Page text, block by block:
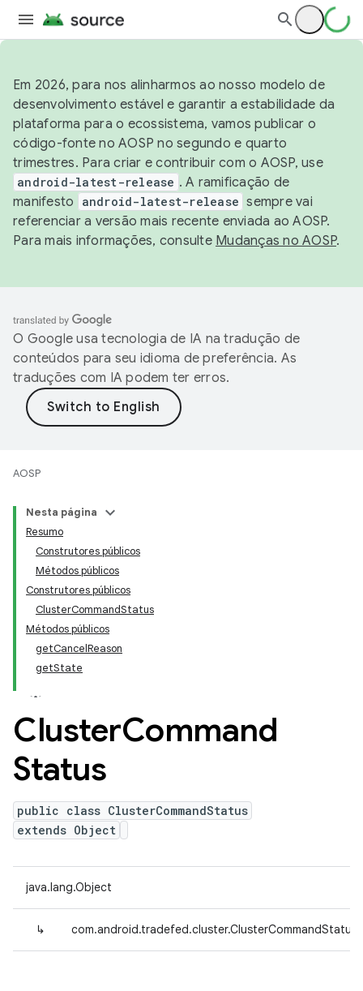
Em 2026, para nos alinharmos ao nosso modelo de
desenvolvimento estável e garantir a estabilidade da
plataforma para o ecossistema, vamos publicar o
código-fonte no AOSP no segundo e quarto
trimestres. Para criar e contribuir com o AOSP, use
android-latest-release . A ramificação de
manifesto
android-latest-release sempre vai
referenciar a versão mais recente enviada ao AOSP.
Para mais informações, consulte Mudanças no AOSP.
O Google usa tecnologia de IA na tradução de
conteúdos para seu idioma de preferência. As
traduções com IA podem ter erros.
AOSP
Nesta página
Resumo
Construtores públicos
Métodos públicos
Construtores públicos
ClusterCommandStatus
Métodos públicos
getCancelReason
getState
ClusterCommand
Status
public class ClusterCommandStatus
extends Object
java.lang.Object
↳ com.android.tradefed.cluster.ClusterCommandStatus